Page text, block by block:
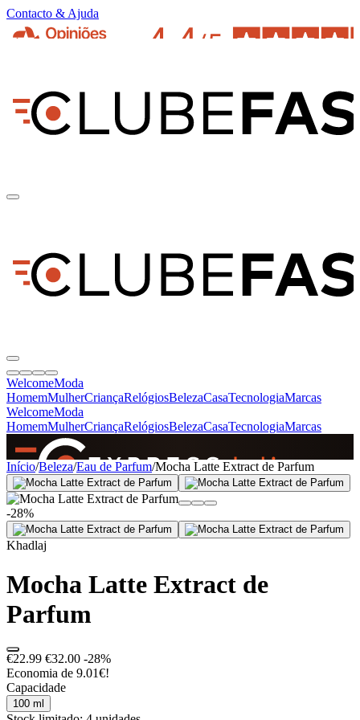
Contacto & Ajuda
WelcomeModa
HomemMulherCriançaRelógiosBelezaCasaTecnologiaMarcas
WelcomeModa
HomemMulherCriançaRelógiosBelezaCasaTecnologiaMarcas
SINCE 2005
+de 36.000 reviews
Início/Beleza/Eau de Parfum/Mocha Latte Extract de Parfum
-28%
Khadlaj
Mocha Latte Extract de
Parfum
€22.99 €32.00 -28%
Economia de 9.01€!
Capacidade
100 ml